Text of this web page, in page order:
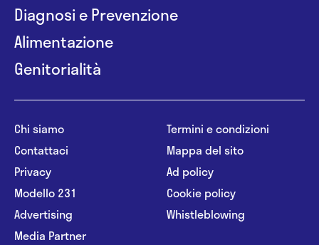
Diagnosi e Prevenzione
Alimentazione
Genitorialità
Chi siamo
Contattaci
Privacy
Modello 231
Advertising
Media Partner
Termini e condizioni
Mappa del sito
Ad policy
Cookie policy
Whistleblowing